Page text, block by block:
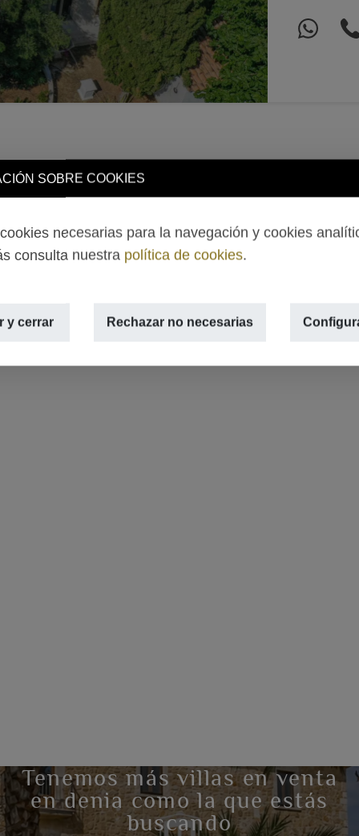
SOBRE COOKIES
necesarias para la navegación y cookies
consulta nuestra política de cookies.
y cerrar Rechazar no necesarias
Tenemos más villas en venta
en denia como la que estás
buscando